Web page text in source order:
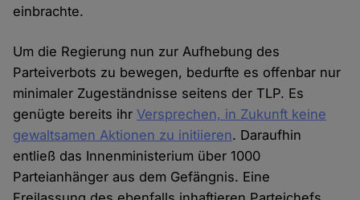
einbrachte.
Um die Regierung nun zur Aufhebung des
Parteiverbots zu bewegen, bedurfte es offenbar nur
minimaler Zugeständnisse seitens der TLP. Es
genügte bereits ihrVersprechen, in Zukunft keine
gewaltsamen Aktionen zu initiieren. Daraufhin
entließ das Innenministerium über 1000
Parteianhänger aus dem Gefängnis. Eine